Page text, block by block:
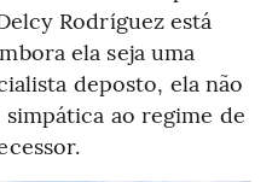
Rodríguez está
ela seja uma
deposto, ela não
ao regime de